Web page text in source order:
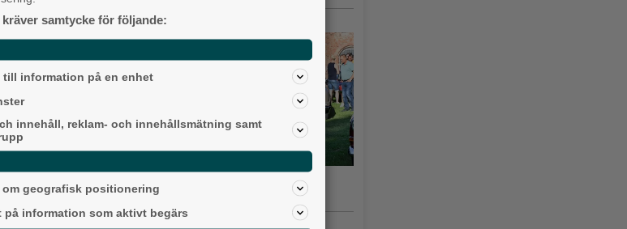
gör,
att köpa.
Alingsås
Detta händer i Alingsås 3–10
augusti
Backa/Kärra
samtycke för följande:
information på en enhet
innehåll, reklam- och innehållsmätning samt
geografisk positionering
på information som aktivt begärs